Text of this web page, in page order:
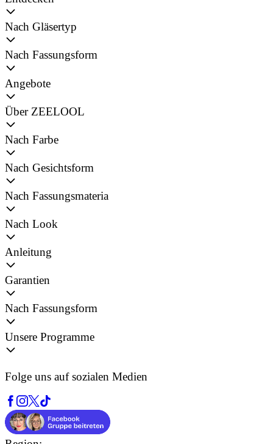
Nach Gläsertyp
Nach Fassungsform
Angebote
Über ZEELOOL
Nach Farbe
Nach Gesichtsform
Nach Fassungsmateria
Nach Look
Anleitung
Garantien
Nach Fassungsform
Unsere Programme
Folge uns auf sozialen Medien